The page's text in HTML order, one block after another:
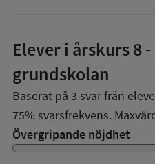
Elever i årskurs 8
grundskolan
Baserat på 3 svar från
75% svarsfrekvens.
Övergripande nöjdhet